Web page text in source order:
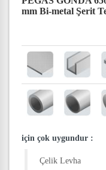
mm Bi-metal Şerit
için çok uygundur :
Çelik Levha